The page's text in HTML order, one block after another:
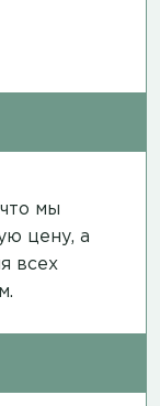
мы
цену, а
всех